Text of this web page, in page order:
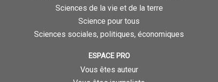
Sciences de la vie et de la terre
Science pour tous
Sciences sociales, politiques, économiques
ESPACE PRO
Vous êtes auteur